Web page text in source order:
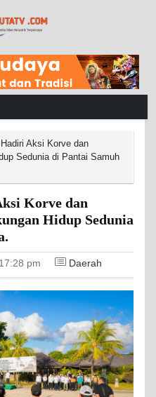
Aksi Korve dan
Sedunia di Pantai Samuh
Korve dan
Hidup Sedunia
pm Daerah